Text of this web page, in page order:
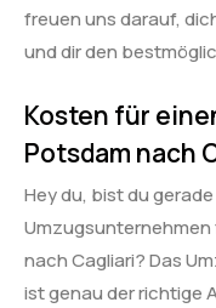
freuen uns darauf,
und dir den
Kosten für
Potsdam nach
Hey du, bist du
Umzugsunternehmen
nach Cagliari? Das
ist genau der richtige